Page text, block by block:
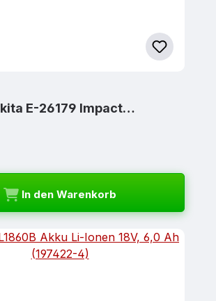
E-26179 Impact…
In den Warenkorb